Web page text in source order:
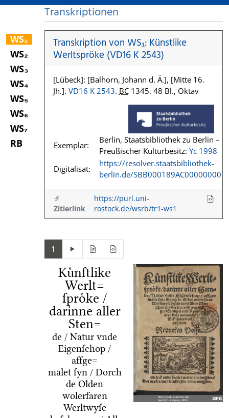
WS₁
WS₂
WS₃
WS₄
WS₅
WS₆
WS₇
RB
Transkriptionen
Transkription von WS₁: Künstlike
Werltspröke (VD16 K 2543)
[Lübeck]: [Balhorn, Johann d. Ä.], [Mitte 16.
Jh.]. VD16 K 2543. BC1345. 48 Bl., Oktav
Exemplar:
Berlin, Staatsbibliothek zu Berlin –
Preußischer Kulturbesitz: Yc 1998
Digitalisat:
https://resolver.staatsbibliothek-
berlin.de/SBB000189AC00000000
Zitierlink
https://purl.uni-
rostock.de/wsrb/tr1-ws1
1
Kuͤnſtlike
Werlt=
ſproͤke /
darinne aller
Sten=
de / Natur vnde
Eigenſchop /
affge=
malet ſyn / Dorch
de Olden
wolerfaren
Werltwyſe